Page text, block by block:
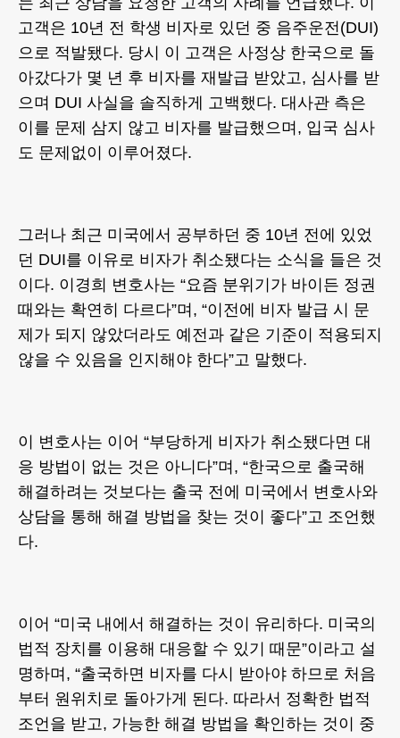
고객은 10년 전 학생 비자로 있던 중 음주운전(DUI)
으로 적발됐다. 당시 이 고객은 사정상 한국으로 돌
아갔다가 몇 년 후 비자를 재발급 받았고, 심사를 받
으며 DUI 사실을 솔직하게 고백했다. 대사관 측은
이를 문제 삼지 않고 비자를 발급했으며, 입국 심사
도 문제없이 이루어졌다.
그러나 최근 미국에서 공부하던 중 10년 전에 있었
던 DUI를 이유로 비자가 취소됐다는 소식을 들은 것
이다. 이경희 변호사는 “요즘 분위기가 바이든 정권
때와는 확연히 다르다”며, “이전에 비자 발급 시 문
제가 되지 않았더라도 예전과 같은 기준이 적용되지
않을 수 있음을 인지해야 한다”고 말했다.
이 변호사는 이어 “부당하게 비자가 취소됐다면 대
응 방법이 없는 것은 아니다”며, “한국으로 출국해
해결하려는 것보다는 출국 전에 미국에서 변호사와
상담을 통해 해결 방법을 찾는 것이 좋다”고 조언했
다.
이어 “미국 내에서 해결하는 것이 유리하다. 미국의
법적 장치를 이용해 대응할 수 있기 때문”이라고 설
명하며, “출국하면 비자를 다시 받아야 하므로 처음
부터 원위치로 돌아가게 된다. 따라서 정확한 법적
조언을 받고, 가능한 해결 방법을 확인하는 것이 중